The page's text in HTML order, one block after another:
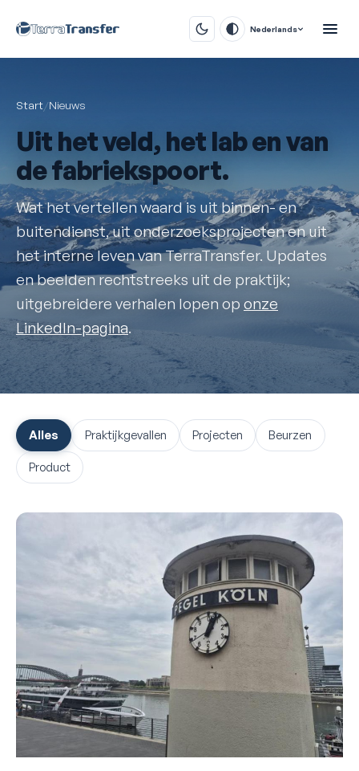
Nederlands
Start/Nieuws
Uit hetveld, het lab en van
de fabriekspoort.
Wat het vertellen waard is uit binnen- en
buitendienst, uit onderzoeksprojecten en uit
het interne leven van TerraTransfer. Updates
en beelden rechtstreeks uit de praktijk;
uitgebreidere verhalen lopen op onze
LinkedIn-pagina.
Alles Praktijkgevallen Projecten Beurzen
Product